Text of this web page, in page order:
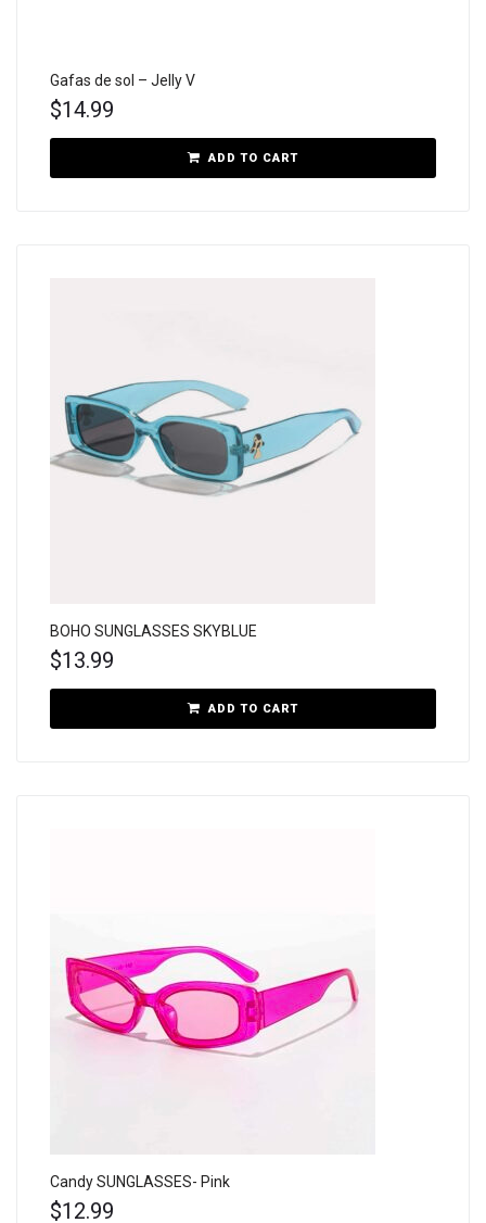
Gafas de sol – Jelly V
$14.99
ADD TO CART
BOHO SUNGLASSES SKYBLUE
$13.99
ADD TO CART
Candy SUNGLASSES- Pink
$12.99